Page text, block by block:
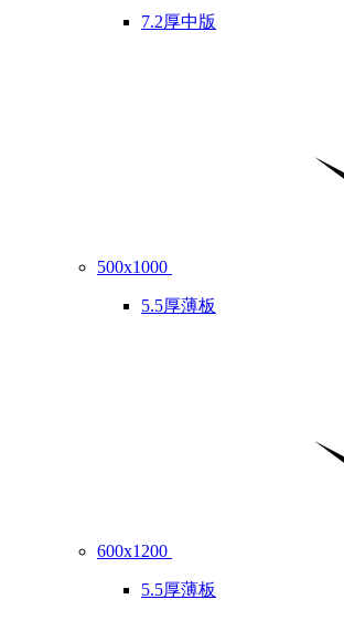
7.2厚中版
500x1000
5.5厚薄板
600x1200
5.5厚薄板